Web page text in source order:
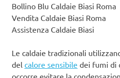
Bollino Blu Caldaie Biasi Roma
Vendita Caldaie Biasi Roma
Assistenza Caldaie Biasi
Le caldaie tradizionali
del calore sensibile dei fumi di